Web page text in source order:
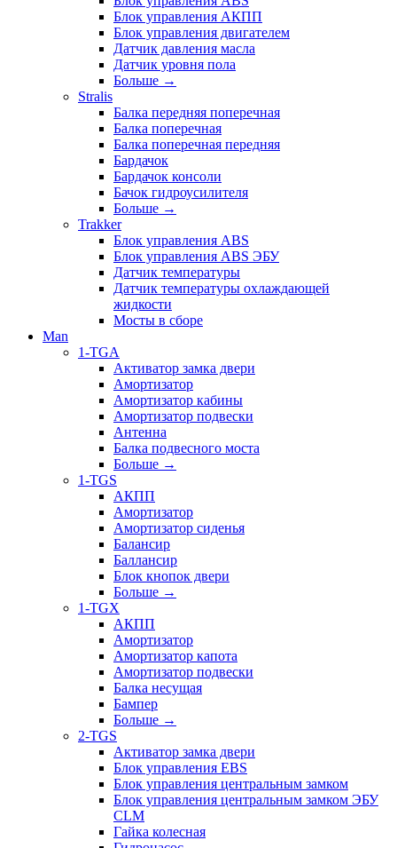
Блок управления АКПП
Блок управления двигателем
Датчик давления масла
Датчик уровня пола
Больше →
Stralis
Балка передняя поперечная
Балка поперечная
Балка поперечная передняя
Бардачок
Бардачок консоли
Бачок гидроусилителя
Больше →
Trakker
Блок управления ABS
Блок управления ABS ЭБУ
Датчик температуры
Датчик температуры охлаждающей
жидкости
Мосты в сборе
Man
1-TGA
Активатор замка двери
Амортизатор
Амортизатор кабины
Амортизатор подвески
Антенна
Балка подвесного моста
Больше →
1-TGS
АКПП
Амортизатор
Амортизатор сиденья
Балансир
Баллансир
Блок кнопок двери
Больше →
1-TGX
АКПП
Амортизатор
Амортизатор капота
Амортизатор подвески
Балка несущая
Бампер
Больше →
2-TGS
Активатор замка двери
Блок управления EBS
Блок управления центральным замком
Блок управления центральным замком ЭБУ
CLM
Гайка колесная